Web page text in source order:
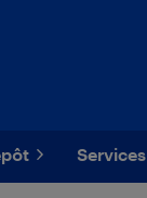
Services